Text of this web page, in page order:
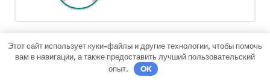
ц
и Связанные записи
Этот сайт использует куки-файлы и другие технологии, чтобы помочь
вам в навигации, а также предоставить лучший пользовательский
опыт.
OK